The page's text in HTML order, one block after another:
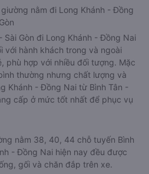
nằm đi Long Khánh - Đồng
Sài Gòn đi Long Khánh - Đồng Nai
với hành khách trong và ngoài
phù hợp với nhiều đối tượng. Mặc
thường nhưng chất lượng và
Khánh - Đồng Nai từ Bình Tân -
cấp ở mức tốt nhất để phục vụ
nằm 38, 40, 44 chỗ tuyến Bình
- Đồng Nai hiện nay đều được
gối và chăn đắp trên xe.